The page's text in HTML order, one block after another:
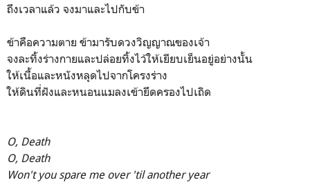
ถึงเวลาแล้ว จงมาและไปกับข้า
ข้าคือความตาย ข้ามารับดวงวิญญาณของเจ้า
จงละทิ้งร่างกายและปล่อยทิ้งไว้ให้เยียบเย็นอยู่อย่างนั้น
ให้เนื้อและหนังหลุดไปจากโครงร่าง
ให้ดินที่ฝังและหนอนแมลงเข้ายึดครองไปเถิด
O, Death
O, Death
Won't you spare me over 'til another year